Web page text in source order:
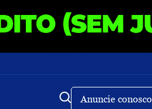
Anuncie conosco